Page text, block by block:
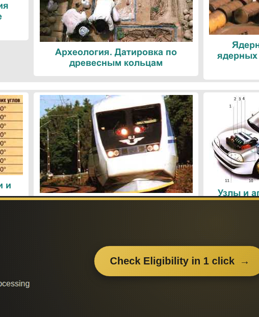
Археология. Датировка по
древесным кольцам
ядерных
и
Поезда. Современные
Узлы и
вам информацию.
Поделитесь
Если вам перенёс пользу
– поделитесь этим сайтом с друзьями